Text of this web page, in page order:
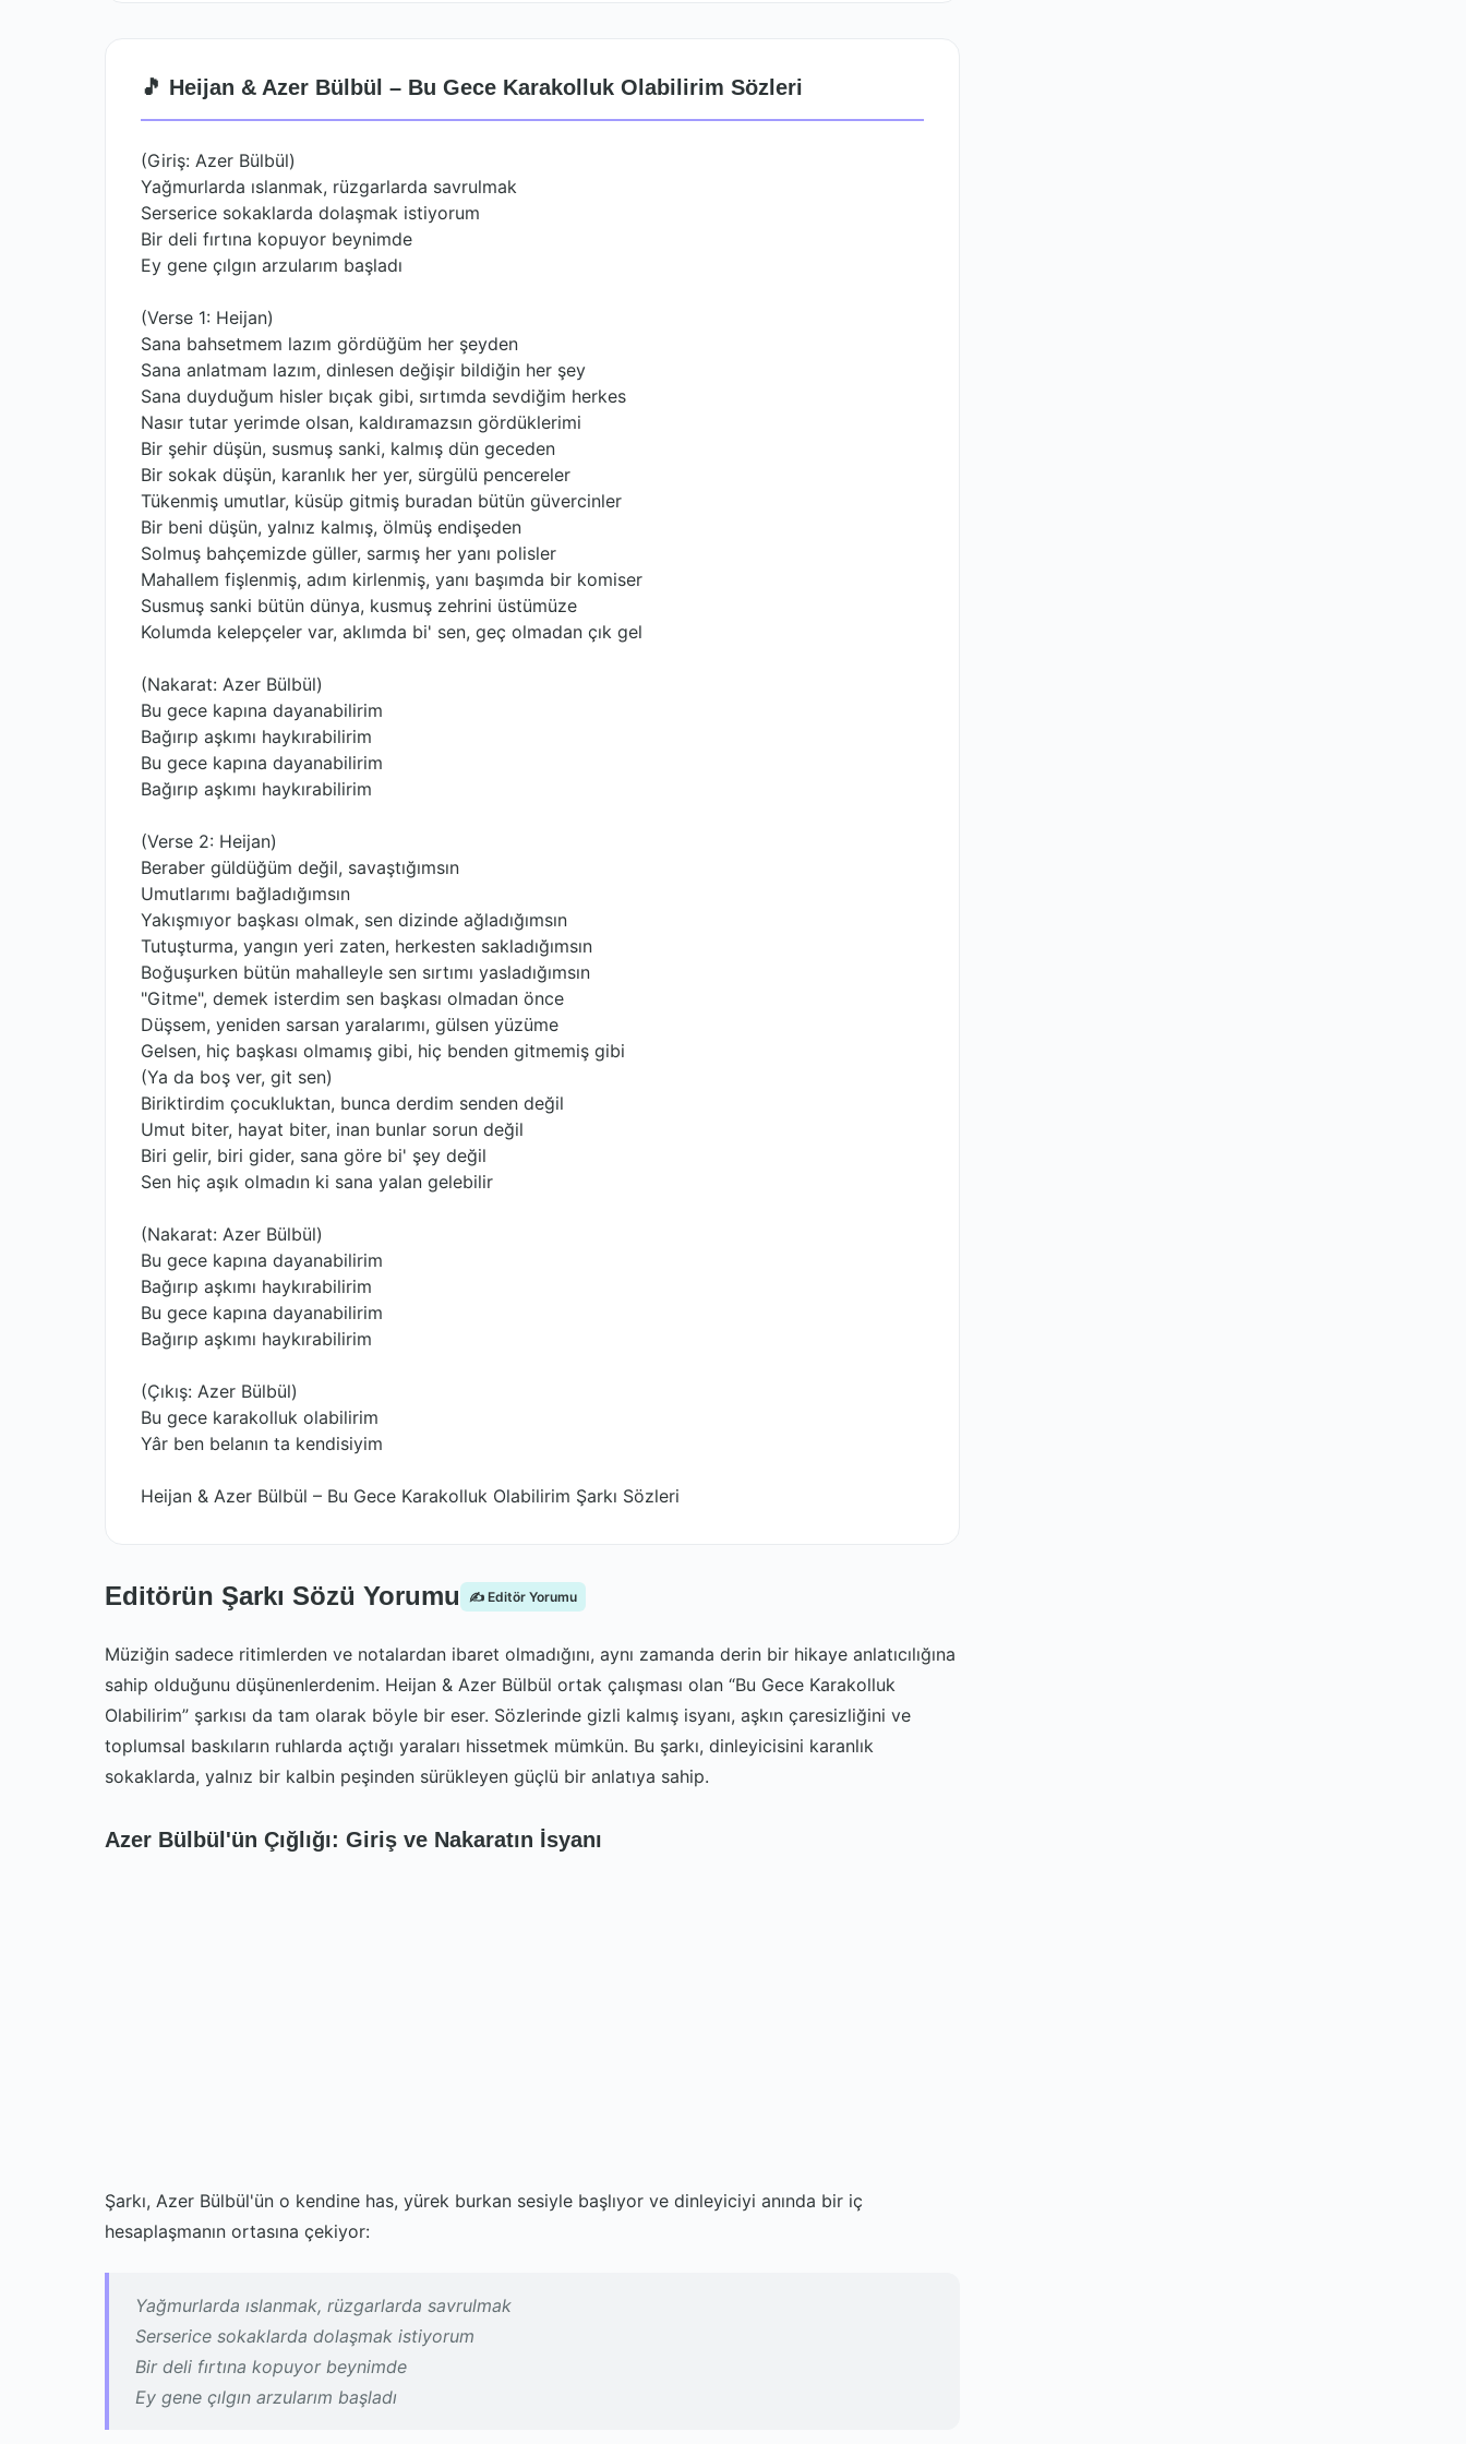
🎵 Heijan & Azer Bülbül – Bu Gece Karakolluk Olabilirim Sözleri
(Giriş: Azer Bülbül)
Yağmurlarda ıslanmak, rüzgarlarda savrulmak
Serserice sokaklarda dolaşmak istiyorum
Bir deli fırtına kopuyor beynimde
Ey gene çılgın arzularım başladı
(Verse 1: Heijan)
Sana bahsetmem lazım gördüğüm her şeyden
Sana anlatmam lazım, dinlesen değişir bildiğin her şey
Sana duyduğum hisler bıçak gibi, sırtımda sevdiğim herkes
Nasır tutar yerimde olsan, kaldıramazsın gördüklerimi
Bir şehir düşün, susmuş sanki, kalmış dün geceden
Bir sokak düşün, karanlık her yer, sürgülü pencereler
Tükenmiş umutlar, küsüp gitmiş buradan bütün güvercinler
Bir beni düşün, yalnız kalmış, ölmüş endişeden
Solmuş bahçemizde güller, sarmış her yanı polisler
Mahallem fişlenmiş, adım kirlenmiş, yanı başımda bir komiser
Susmuş sanki bütün dünya, kusmuş zehrini üstümüze
Kolumda kelepçeler var, aklımda bi' sen, geç olmadan çık gel
(Nakarat: Azer Bülbül)
Bu gece kapına dayanabilirim
Bağırıp aşkımı haykırabilirim
Bu gece kapına dayanabilirim
Bağırıp aşkımı haykırabilirim
(Verse 2: Heijan)
Beraber güldüğüm değil, savaştığımsın
Umutlarımı bağladığımsın
Yakışmıyor başkası olmak, sen dizinde ağladığımsın
Tutuşturma, yangın yeri zaten, herkesten sakladığımsın
Boğuşurken bütün mahalleyle sen sırtımı yasladığımsın
"Gitme", demek isterdim sen başkası olmadan önce
Düşsem, yeniden sarsan yaralarımı, gülsen yüzüme
Gelsen, hiç başkası olmamış gibi, hiç benden gitmemiş gibi
(Ya da boş ver, git sen)
Biriktirdim çocukluktan, bunca derdim senden değil
Umut biter, hayat biter, inan bunlar sorun değil
Biri gelir, biri gider, sana göre bi' şey değil
Sen hiç aşık olmadın ki sana yalan gelebilir
(Nakarat: Azer Bülbül)
Bu gece kapına dayanabilirim
Bağırıp aşkımı haykırabilirim
Bu gece kapına dayanabilirim
Bağırıp aşkımı haykırabilirim
(Çıkış: Azer Bülbül)
Bu gece karakolluk olabilirim
Yâr ben belanın ta kendisiyim
Heijan & Azer Bülbül – Bu Gece Karakolluk Olabilirim Şarkı Sözleri
Editörün Şarkı Sözü Yorumu ✍️ Editör Yorumu
Müziğin sadece ritimlerden ve notalardan ibaret olmadığını, aynı zamanda derin bir hikaye anlatıcılığına
sahip olduğunu düşünenlerdenim. Heijan & Azer Bülbül ortak çalışması olan “Bu Gece Karakolluk
Olabilirim” şarkısı da tam olarak böyle bir eser. Sözlerinde gizli kalmış isyanı, aşkın çaresizliğini ve
toplumsal baskıların ruhlarda açtığı yaraları hissetmek mümkün. Bu şarkı, dinleyicisini karanlık
sokaklarda, yalnız bir kalbin peşinden sürükleyen güçlü bir anlatıya sahip.
Azer Bülbül'ün Çığlığı: Giriş ve Nakaratın İsyanı
Şarkı, Azer Bülbül'ün o kendine has, yürek burkan sesiyle başlıyor ve dinleyiciyi anında bir iç
hesaplaşmanın ortasına çekiyor:
Yağmurlarda ıslanmak, rüzgarlarda savrulmak
Serserice sokaklarda dolaşmak istiyorum
Bir deli fırtına kopuyor beynimde
Ey gene çılgın arzularım başladı